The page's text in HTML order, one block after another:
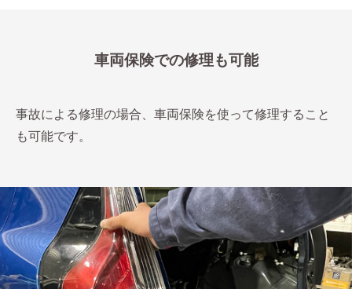
車両保険での修理も可能
事故による修理の場合、車両保険を使って修理すること
も可能です。